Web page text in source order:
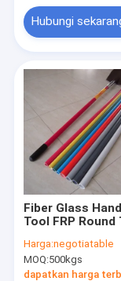
Rumah
Produk
Tentang kami
Kontrol kualitas
Hubungi
Fiber Glass
Tool FRP Round
Multicolor 1.5m
Harga:negotiatable
MOQ:500kgs
dapatkan harga